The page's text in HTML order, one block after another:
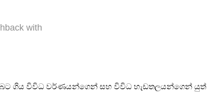
with
ගිය විවිධ වර්ණයන්ගෙන් සහ විවිධ හැඩතලයන්ගෙන් යුත්